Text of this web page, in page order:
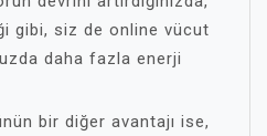
gibi, siz de online vücut
daha fazla enerji
bir diğer avantajı ise,